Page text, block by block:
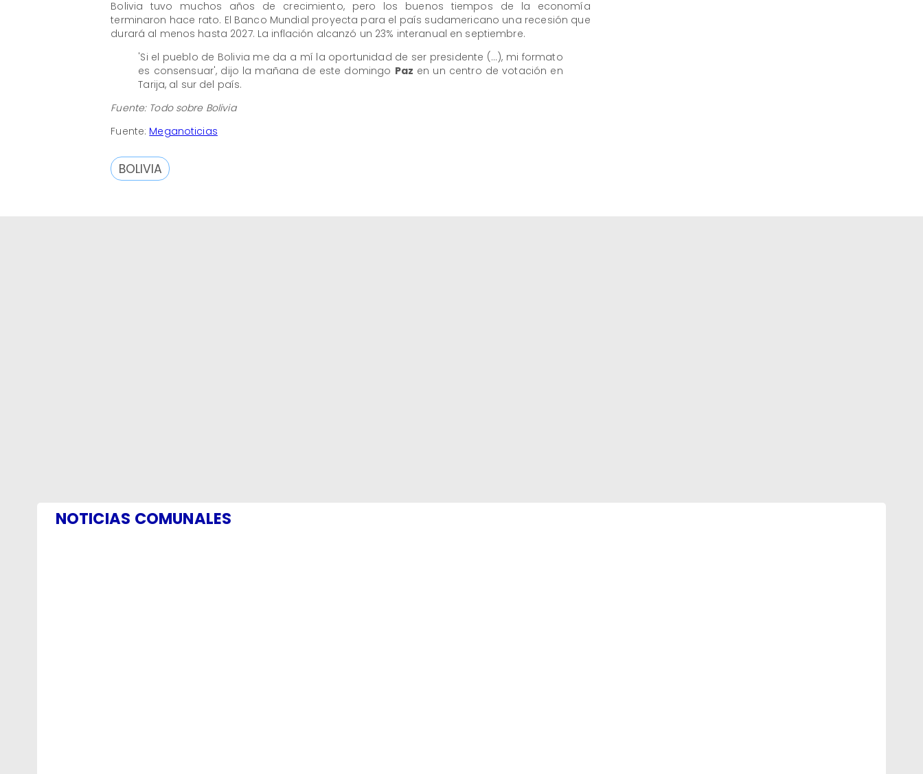
Bolivia tuvo muchos años de crecimiento, pero los buenos tiempos de la economía
terminaron hace rato. El Banco Mundial proyecta para el país sudamericano una recesión que
durará al menos hasta 2027. La inflación alcanzó un 23% interanual en septiembre.
'Si el pueblo de Bolivia me da a mí la oportunidad de ser presidente (...), mi formato
es consensuar', dijo la mañana de este domingo Paz en un centro de votación en
Tarija, al sur del país.
Fuente: Todo sobre Bolivia
​Fuente: Meganoticias
BOLIVIA
NOTICIAS COMUNALES